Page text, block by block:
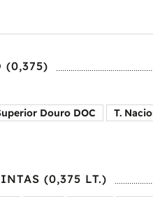
(0,375)
Douro DOC T.
(0,375 LT.)